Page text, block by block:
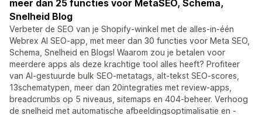
meer dan 25 functies voor MetaSEO, Schema,
Snelheid Blog
Verbeter de SEO van je Shopify-winkel met de alles-in-één
Webrex AI SEO-app, met meer dan 30 functies voor Meta SEO,
Schema, Snelheid en Blogs! Waarom zou je betalen voor
meerdere apps als deze krachtige tool alles heeft? Profiteer
van AI-gestuurde bulk SEO-metatags, alt-tekst SEO-scores,
13schematypen, meer dan 20integraties met review-apps,
breadcrumbs op 5 niveaus, sitemaps en 404-beheer. Verhoog
de snelheid met automatische afbeeldingsoptimalisatie en -